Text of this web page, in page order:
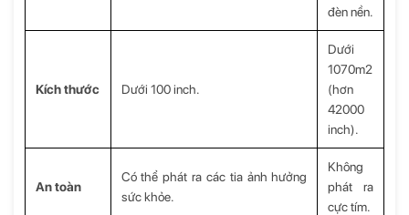
đèn nền.
Kích thước Dưới 100 inch.
Dưới
1070m2
(hơn
42000
inch).
An toàn
Có thể phát ra các tia ảnh hưởng
sức khỏe.
Không
phát ra
cực tím.